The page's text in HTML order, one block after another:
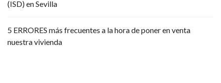
(ISD) en Sevilla
5 ERRORES más frecuentes a la hora de poner en venta
nuestra vivienda